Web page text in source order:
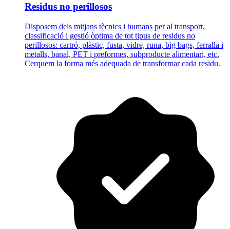
Residus no perillosos
Disposem dels mitjans tècnics i humans per al transport,
classificació i gestió òptima de tot tipus de residus no
perillosos: cartró, plàstic, fusta, vidre, runa, big bags, ferralla i
metalls, banal, PET i preformes, subproducte alimentari, etc.
Cerquem la forma més adequada de transformar cada residu.